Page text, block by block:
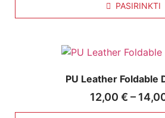
PASIRINKTI
PU Leather Foldable
12,00 € –